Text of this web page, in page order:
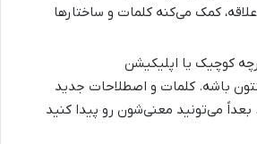
کمک می‌کنه کلمات و ساختارها
کوچیک یا اپلیکیشن
باشه. کلمات و اصطلاحات جدید
می‌تونید معنی‌شون رو پیدا کنید